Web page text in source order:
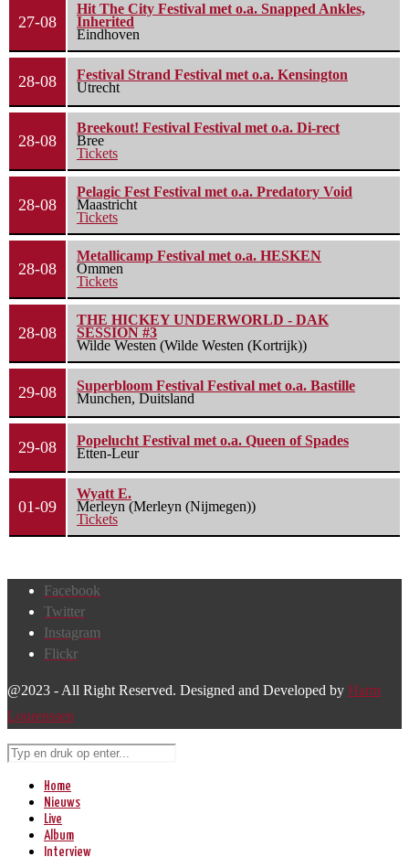
27-08
Hit The City Festival met o.a. Snapped Ankles,
Inherited
Eindhoven
28-08
Festival Strand Festival met o.a. Kensington
Utrecht
28-08
Breekout! Festival Festival met o.a. Di-rect
Bree
Tickets
28-08
Pelagic Fest Festival met o.a. Predatory Void
Maastricht
Tickets
28-08
Metallicamp Festival met o.a. HESKEN
Ommen
Tickets
28-08
THE HICKEY UNDERWORLD - DAK
SESSION #3
Wilde Westen (Wilde Westen (Kortrijk))
29-08
Superbloom Festival Festival met o.a. Bastille
Munchen, Duitsland
29-08
Popelucht Festival met o.a. Queen of Spades
Etten-Leur
01-09
Wyatt E.
Merleyn (Merleyn (Nijmegen))
Tickets
Facebook
Twitter
Instagram
Flickr
@2023 - All Right Reserved. Designed and Developed by Harm
Lourenssen
Home
Nieuws
Live
Album
Interview